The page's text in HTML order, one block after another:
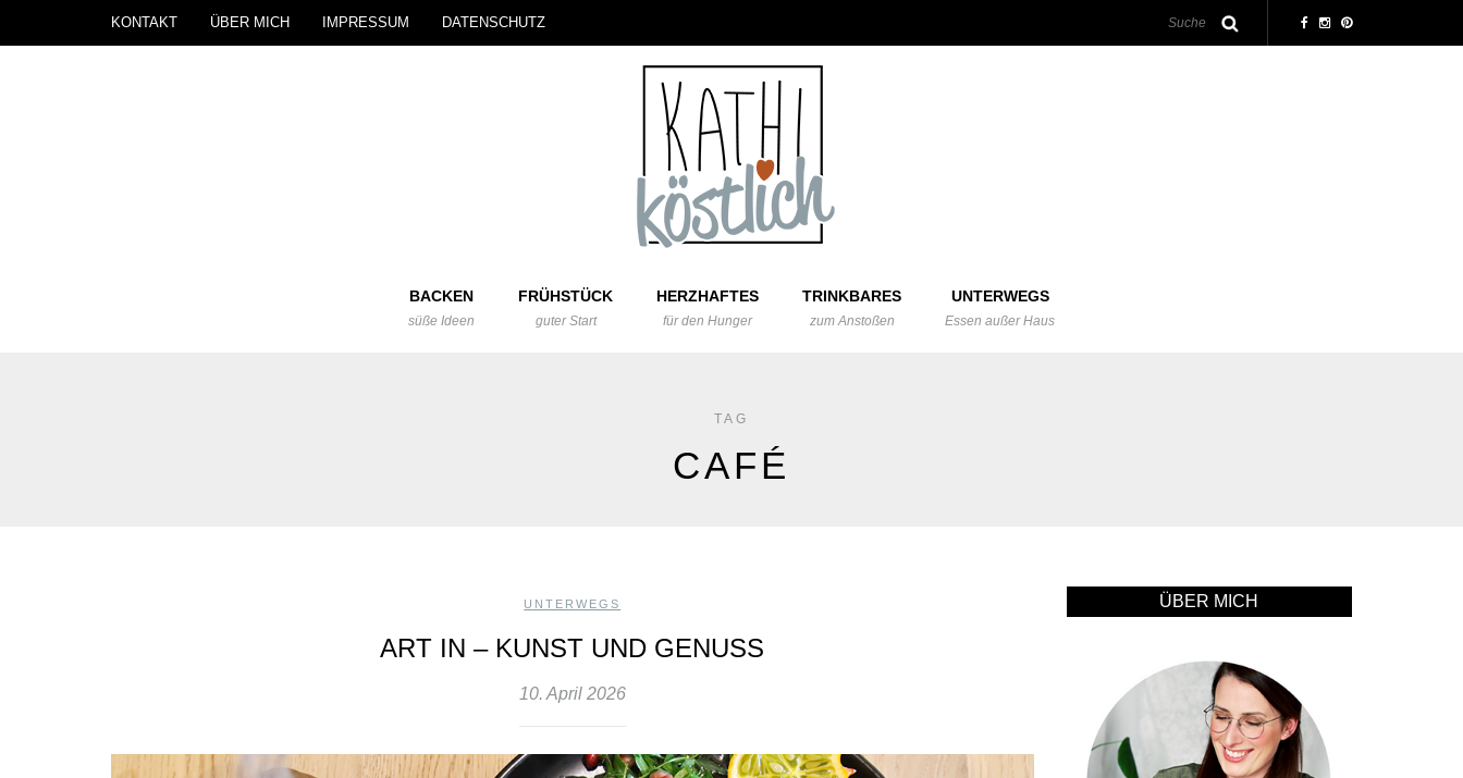
KONTAKT ÜBER MICH IMPRESSUM DATENSCHUTZ
BACKEN
süße Ideen
FRÜHSTÜCK
guter Start
HERZHAFTES
für den Hunger
TRINKBARES
zum Anstoßen
UNTERWEGS
Essen außer Haus
TAG
CAFÉ
UNTERWEGS
ART IN – KUNST UND GENUSS
10. April 2026
ÜBER MICH